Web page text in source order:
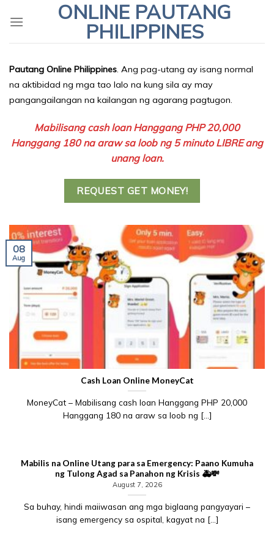
ONLINE PAUTANG
PHILIPPINES
Pautang Online Philippines. Ang pag-utang ay isang normal
na aktibidad ng mga tao lalo na kung sila ay may
pangangailangan na kailangan ng agarang pagtugon.
Mabilisang cash loan Hanggang PHP 20,000
Hanggang 180 na araw sa loob ng 5 minuto LIBRE ang
unang loan.
REQUEST GET MONEY!
Cash Loan Online MoneyCat
MoneyCat – Mabilisang cash loan Hanggang PHP 20,000
Hanggang 180 na araw sa loob ng [...]
08
Aug
Mabilis na Online Utang para sa Emergency: Paano Kumuha
ng Tulong Agad sa Panahon ng Krisis 🚑💸
August 7, 2026
Sa buhay, hindi maiiwasan ang mga biglaang pangyayari –
isang emergency sa ospital, kagyat na [...]